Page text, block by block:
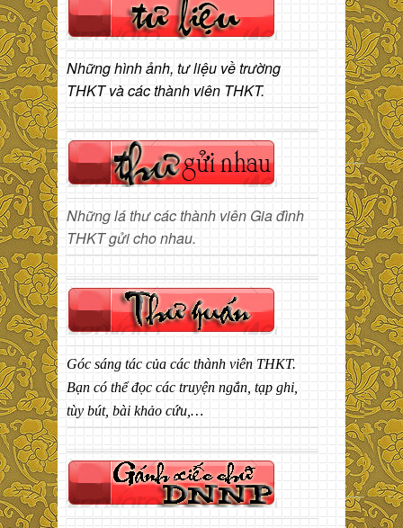
Những hình ảnh, tư liệu về trường
THKT và các thành viên THKT.
Những lá thư các thành viên Gia đình
THKT gửi cho nhau.
Góc sáng tác của các thành viên THKT.
Bạn có thể đọc các truyện ngắn, tạp ghi,
tùy bút, bài khảo cứu,…